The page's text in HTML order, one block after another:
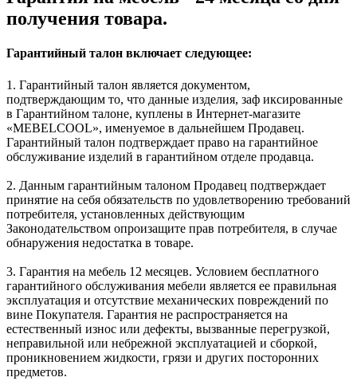
получения товара.
Гарантийный талон включает следующее:
1. Гарантийный талон является документом,
подтверждающим то, что данные изделия, заф иксированные
в Гарантийном талоне, куплены в Интернет-магазите
«MEBELCOOL», именуемое в дальнейшем Продавец.
Гарантийный талон подтверждает право на гарантийное
обслуживание изделий в гарантийном отделе продавца.
2. Данным гарантийным талоном Продавец подтверждает
принятие на себя обязательств по удовлетворению требований
потребителя, установленных действующим
Законодательством опроизащите прав потребителя, в случае
обнаружения недостатка в товаре.
3. Гарантия на мебель 12 месяцев. Условием бесплатного
гарантийного обслуживания мебели является ее правильная
эксплуатация и отсутствие механических повреждений по
вине Покупателя. Гарантия не распространяется на
естественный износ или дефекты, вызванные перегрузкой,
неправильной или небрежной эксплуатацией и сборкой,
проникновением жидкости, грязи и других посторонних
предметов.